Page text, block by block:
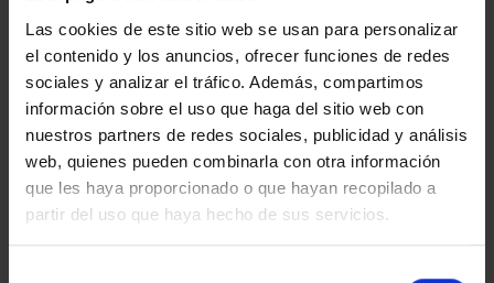
Las cookies de este sitio web se usan para personalizar
el contenido y los anuncios, ofrecer funciones de redes
sociales y analizar el tráfico. Además, compartimos
información sobre el uso que haga del sitio web con
nuestros partners de redes sociales, publicidad y análisis
web, quienes pueden combinarla con otra información
que les haya proporcionado o que hayan recopilado a
partir del uso que haya hecho de sus servicios.
CARTERITA 2 EURO
PROOF ART.49
CARTERITA 2 EURO
PROOF MONAST.DE